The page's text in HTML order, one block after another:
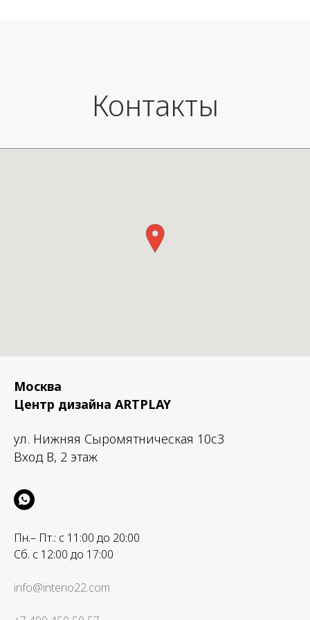
Контакты
Москва
Центр дизайна ARTPLAY
ул. Нижняя Сыромятническая 10с3
Вход B, 2 этаж
Пн.– Пт.: с 11:00 до 20:00
Сб. с 12:00 до 17:00
info@interio22.com